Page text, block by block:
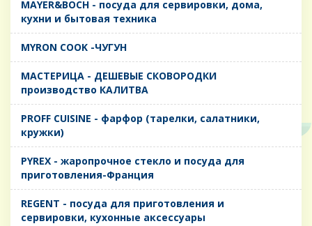
MAYER&BOCH - посуда для сервировки, дома,
кухни и бытовая техника
MYRON COOK -ЧУГУН
MАСТЕРИЦА - ДЕШЕВЫЕ СКОВОРОДКИ
производство КАЛИТВА
PROFF CUISINE - фарфор (тарелки, салатники,
кружки)
PYREX - жаропрочное стекло и посуда для
приготовления-Франция
REGENT - посуда для приготовления и
сервировки, кухонные аксессуары